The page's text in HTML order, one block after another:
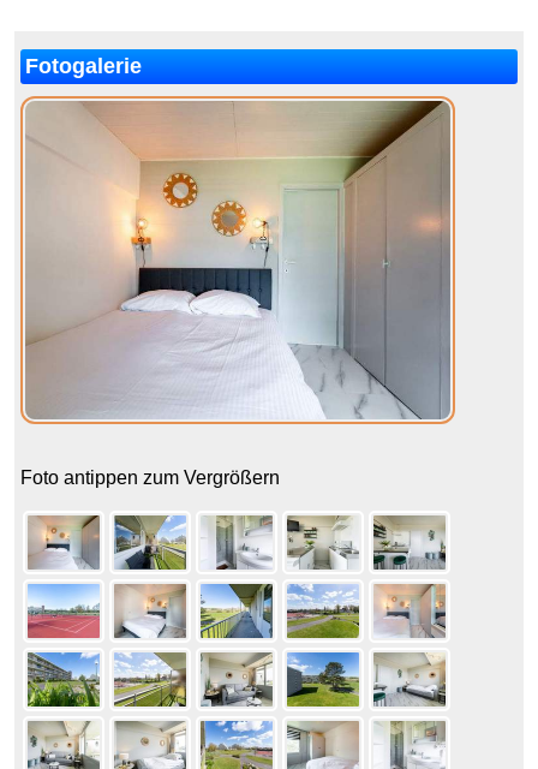
Fotogalerie
Foto antippen zum Vergrößern